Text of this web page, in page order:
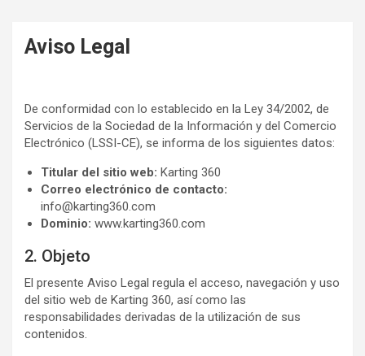
Aviso Legal
De conformidad con lo establecido en la Ley 34/2002, de
Servicios de la Sociedad de la Información y del Comercio
Electrónico (LSSI-CE), se informa de los siguientes datos:
Titular del sitio web: Karting 360
Correo electrónico de contacto:
info@karting360.com
Dominio: www.karting360.com
2. Objeto
El presente Aviso Legal regula el acceso, navegación y uso
del sitio web de Karting 360, así como las
responsabilidades derivadas de la utilización de sus
contenidos.